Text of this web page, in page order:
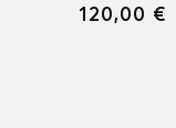
120,00 €